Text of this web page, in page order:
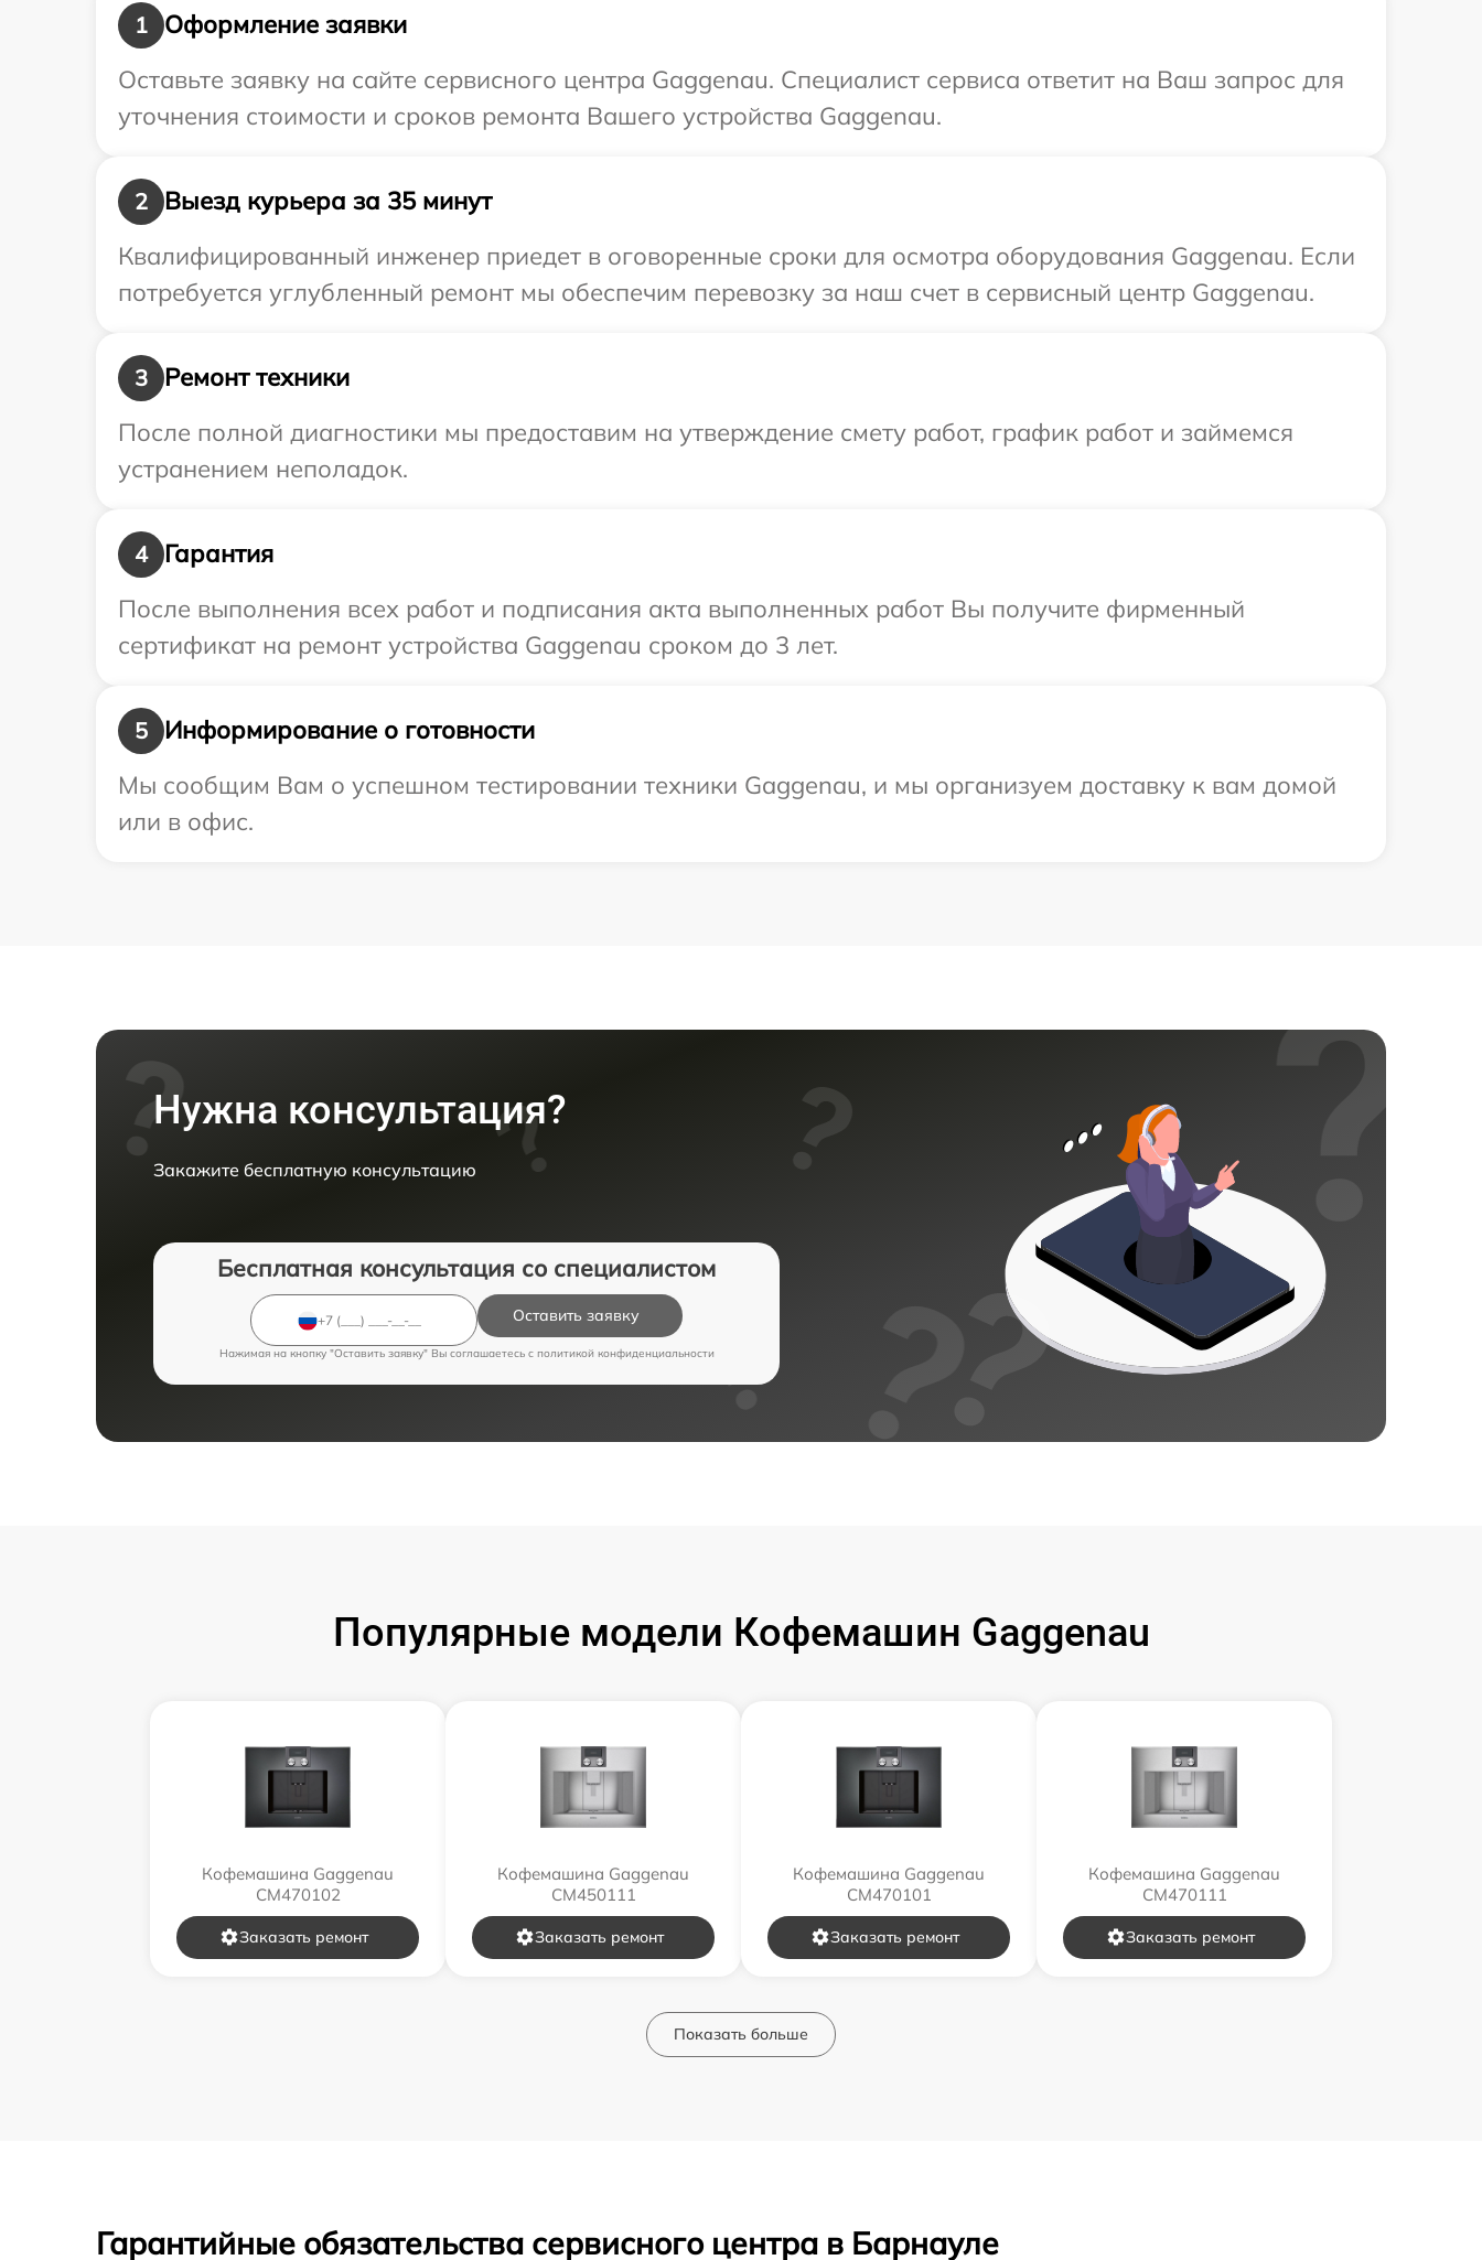
1
Оформление заявки
Оставьте заявку на сайте сервисного центра Gaggenau. Специалист сервиса ответит на Ваш запрос для
уточнения стоимости и сроков ремонта Вашего устройства Gaggenau.
2
Выезд курьера за 35 минут
Квалифицированный инженер приедет в оговоренные сроки для осмотра оборудования Gaggenau. Если
потребуется углубленный ремонт мы обеспечим перевозку за наш счет в сервисный центр Gaggenau.
3
Ремонт техники
После полной диагностики мы предоставим на утверждение смету работ, график работ и займемся
устранением неполадок.
4
Гарантия
После выполнения всех работ и подписания акта выполненных работ Вы получите фирменный
сертификат на ремонт устройства Gaggenau сроком до 3 лет.
5
Информирование о готовности
Мы сообщим Вам о успешном тестировании техники Gaggenau, и мы организуем доставку к вам домой
или в офис.
Нужна консультация?
Закажите бесплатную консультацию
Бесплатная консультация со специалистом
Оставить заявку
Нажимая на кнопку "Оставить заявку" Вы соглашаетесь c политикой конфиденциальности
Популярные модели Кофемашин Gaggenau
Кофемашина Gaggenau
CM470102
Заказать ремонт
Кофемашина Gaggenau
CM450111
Заказать ремонт
Кофемашина Gaggenau
CM470101
Заказать ремонт
Кофемашина Gaggenau
CM470111
Заказать ремонт
Показать больше
Гарантийные обязательства сервисного центра в Барнауле